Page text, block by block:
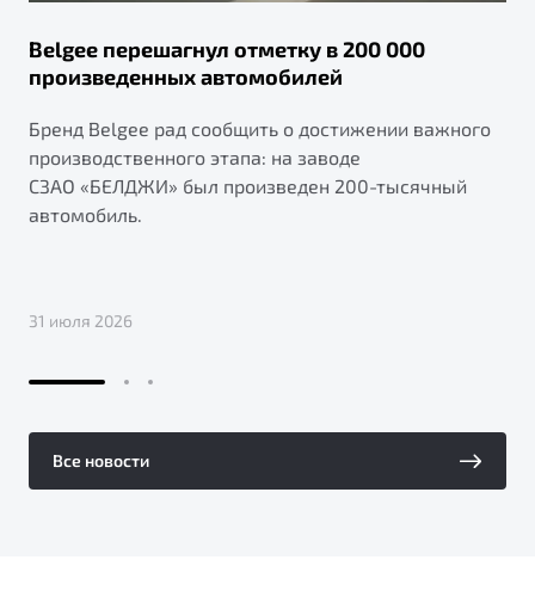
Belgee перешагнул отметку в 200 000
произведенных автомобилей
Бренд Belgee рад сообщить о достижении важного
производственного этапа: на заводе
СЗАО «БЕЛДЖИ» был произведен 200-тысячный
автомобиль.
31 июля 2026
Все новости